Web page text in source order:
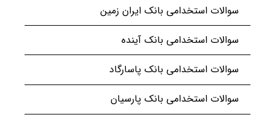
سوالات استخدامی بانک ایران زمین
سوالات استخدامی بانک آینده
سوالات استخدامی بانک پاسارگاد
سوالات استخدامی بانک پارسیان